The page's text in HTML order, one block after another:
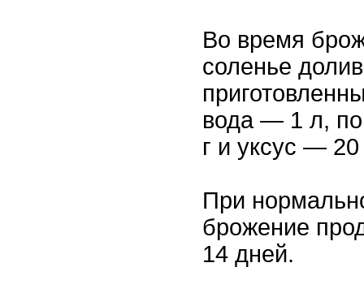
Во время
соленье
вода — 1 л,
г и уксус — 20
При
брожение
14 дней.